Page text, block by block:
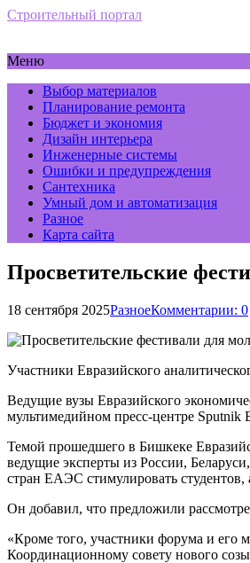
Строительный портал
Меню
Выбор материалов
Планирование ремонта
Бюджет и экономия
Дизайн интерьера
Инженерные системы
Ошибки и предупреждения
Сантехника
Умный дом и автоматизация
Разное
Карта сайта
Просветительские
18 сентября 2025РазноеКомментарии: 0
Участники Евразийского
Ведущие вузы Евразийского
мультимедийном пресс-центре Sputnik
Темой прошедшего в Бишкеке
ведущие эксперты из России,
стран ЕАЭС стимулировать
Он добавил, что предложили
«Кроме того, участники форума и его
Координационному совету нового